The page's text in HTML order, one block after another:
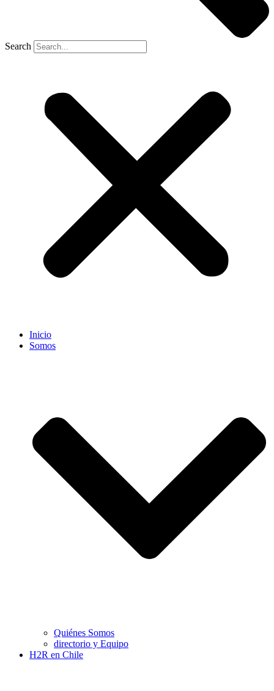
Search
Inicio
Somos
Quiénes Somos
directorio y Equipo
H2R en Chile